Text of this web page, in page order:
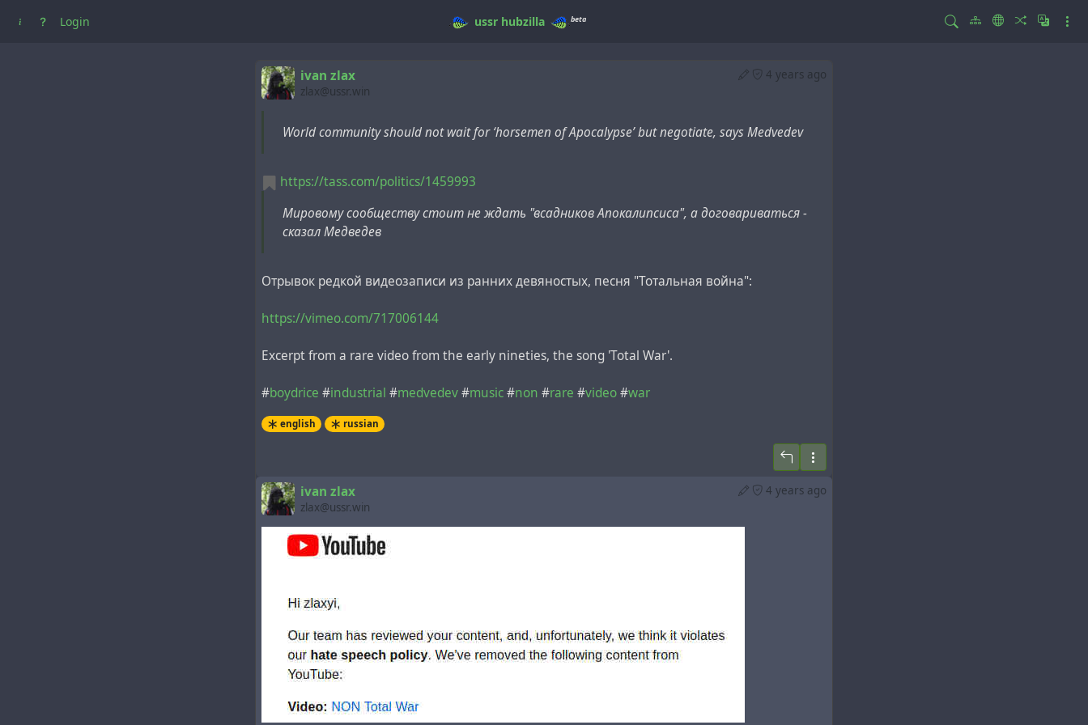
Login ussr hubzilla beta
4 years ago
ivan zlax
zlax@ussr.win
World community should not wait for ‘horsemen of Apocalypse’ but negotiate, says Medvedev
https://tass.com/politics/1459993
Мировому сообществу стоит не ждать "всадников Апокалипсиса", а договариваться -
сказал Медведев
Отрывок редкой видеозаписи из ранних девяностых, песня "Тотальная война":
https://vimeo.com/717006144
Excerpt from a rare video from the early nineties, the song 'Total War'.
#boydrice #industrial #medvedev#music#non #rare #video#war
english russian
4 years ago
ivan zlax
zlax@ussr.win